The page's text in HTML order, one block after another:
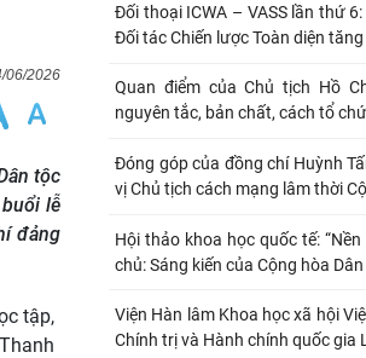
06/2026
tộc
lễ
đảng
tập,
Đối thoại ICWA – VASS lần thứ
Đối tác Chiến lược Toàn diện
Quan điểm của Chủ tịch Hồ
nguyên tắc, bản chất, cách tổ
Đóng góp của đồng chí Huỳnh
vị Chủ tịch cách mạng lâm thời
Hội thảo khoa học quốc tế:
chủ: Sáng kiến của Cộng hòa
Viện Hàn lâm Khoa học xã hội
Chính trị và Hành chính quốc gia